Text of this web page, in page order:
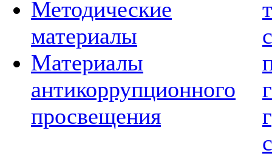
Методические
материалы
Материалы
антикоррупционного
просвещения